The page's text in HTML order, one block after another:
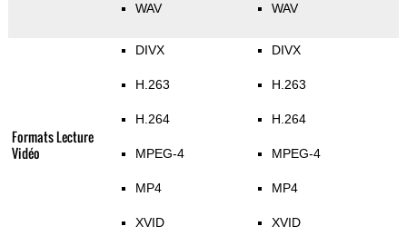
WAV WAV
Formats Lecture
Vidéo
DIVX
H.263
H.264
MPEG-4
MP4
XVID
DIVX
H.263
H.264
MPEG-4
MP4
XVID